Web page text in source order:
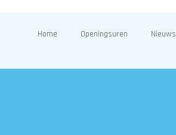
Home Openingsuren Nieuws